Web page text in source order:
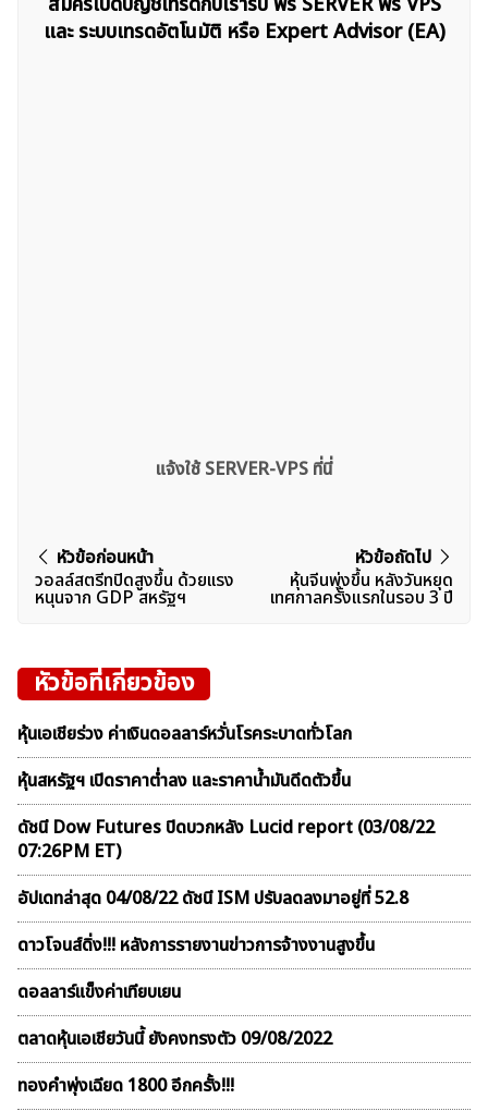
สำหรับ:
และ ระบบเทรดอัตโนมัติ หรือ Expert Advisor (EA)
แจ้งใช้ SERVER-VPS ที่นี่
แนะแนว
เรื่อง
หัวข้อก่อนหน้า
วอลล์สตรีทปิดสูงขึ้น ด้วยเเรง
หนุนจาก GDP สหรัฐฯ
หัวข้อถัดไป
หุ้นจีนพุ่งขึ้น หลังวันหยุด
เทศกาลครั้งแรกในรอบ 3 ปี
หัวข้อที่เกี่ยวข้อง
หุ้นเอเชียร่วง ค่าเงินดอลลาร์หวั่นโรคระบาดทั่วโลก
หุ้นสหรัฐฯ เปิดราคาต่ำลง และราคาน้ำมันดีดตัวขึ้น
ดัชนี Dow Futures ปิดบวกหลัง Lucid report (03/08/22
07:26PM ET)
อัปเดทล่าสุด 04/08/22 ดัชนี ISM ปรับลดลงมาอยู่ที่ 52.8
ดาวโจนส์ดิ่ง!!! หลังการรายงานข่าวการจ้างงานสูงขึ้น
ดอลลาร์แข็งค่าเทียบเยน
ตลาดหุ้นเอเชียวันนี้ ยังคงทรงตัว 09/08/2022
ทองคำพุ่งเฉียด 1800 อีกครั้ง!!!